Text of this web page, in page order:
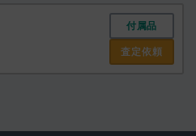
付属品
査定依頼